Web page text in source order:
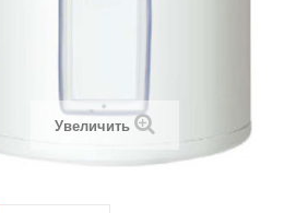
Увеличить